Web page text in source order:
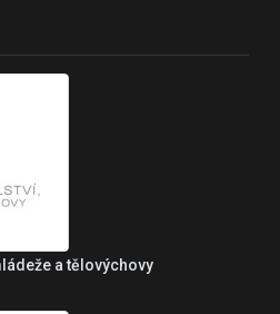
a tělovýchovy